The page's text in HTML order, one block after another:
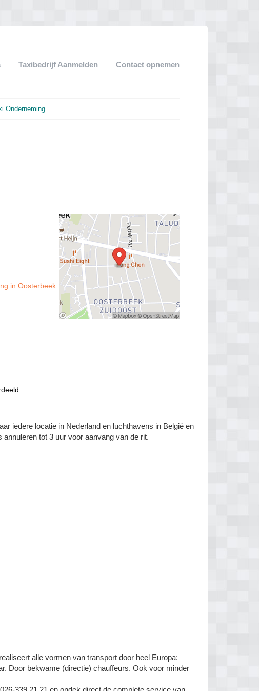
Taxibedrijf Aanmelden Contact opnemen
Onderneming
in Oosterbeek
iedere locatie in Nederland en luchthavens in België en
tot 3 uur voor aanvang van de rit.
alle vormen van transport door heel Europa:
Door bekwame (directie) chauffeurs. Ook voor minder